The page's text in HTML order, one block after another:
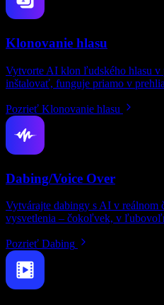
Klonovanie hlasu
Vytvorte AI klon ľudského hlasu v
inštalovať, funguje priamo v
Pozrieť Klonovanie hlasu
Dabing/Voice Over
Vytvárajte dabingy s AI v reálnom
vysvetlenia – čokoľvek, v
Pozrieť Dabing